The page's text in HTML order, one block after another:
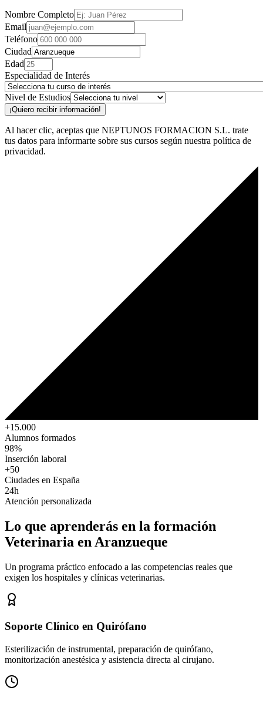
Nombre Completo
Email
Teléfono
Ciudad
Edad
Especialidad de Interés
Nivel de Estudios
¡Quiero recibir información!
Al hacer clic, aceptas que NEPTUNOS FORMACION S.L. trate
tus datos para informarte sobre sus cursos según nuestra política de
privacidad.
+15.000
Alumnos formados
98%
Inserción laboral
+50
Ciudades en España
24h
Atención personalizada
Lo que aprenderás en la formación
Veterinaria en Aranzueque
Un programa práctico enfocado a las competencias reales que
exigen los hospitales y clínicas veterinarias.
Soporte Clínico en Quirófano
Esterilización de instrumental, preparación de quirófano,
monitorización anestésica y asistencia directa al cirujano.